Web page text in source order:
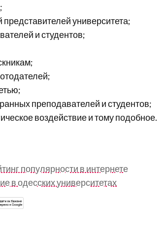
университета;
и студентов;
преподавателей и студентов;
воздействие и тому подобное.
популярности в интернете
в одесских университетах